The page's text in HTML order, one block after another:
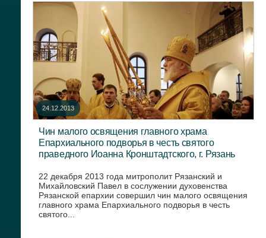
24.12.2013
Чин малого освящения главного храма
Епархиального подворья в честь святого
праведного Иоанна Кронштадтского, г. Рязань
22 декабря 2013 года митрополит Рязанский и
Михайловский Павел в сослужении духовенства
Рязанской епархии совершил чин малого освящения
главного храма Епархиального подворья в честь
святого...